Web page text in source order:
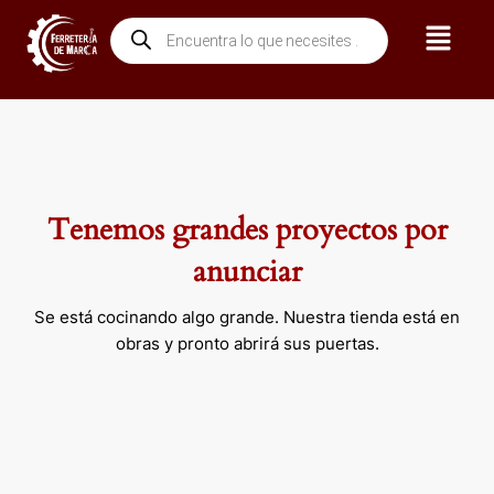
contenido
Búsqueda
de
productos
Menú
Tenemos grandes proyectos por
anunciar
Se está cocinando algo grande. Nuestra tienda está en
obras y pronto abrirá sus puertas.